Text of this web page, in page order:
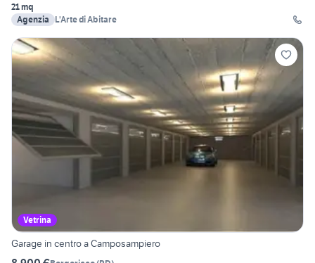
21 mq
Agenzia
L'Arte di Abitare
Vetrina
Garage in centro a Camposampiero